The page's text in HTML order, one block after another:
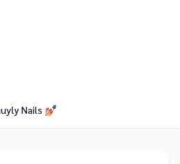
Nails 💅🏼